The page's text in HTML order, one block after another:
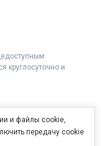
круглосуточно и
и файлы cookie,
передачу cookie